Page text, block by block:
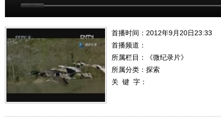
首播时间：2012年9月20日23:33
首播频道：
所属栏目：
《微纪录片》
所属分类：探索
关 键 字：